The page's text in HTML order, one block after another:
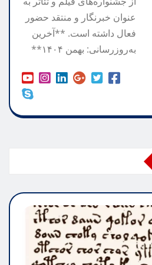
عنوان خبرنگار و منتقد حضور
فعال داشته است. **آخرین
به‌روزرسانی: بهمن ۱۴۰۴**